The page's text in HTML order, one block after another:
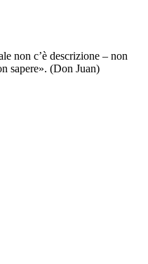
non c’è descrizione – non
sapere». (Don Juan)